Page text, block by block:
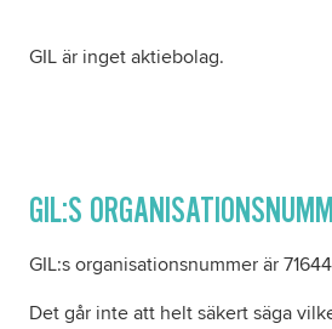
GIL är inget aktiebolag.
GIL:S
GIL:s organisationsnummer är
Det går inte att helt säkert säga